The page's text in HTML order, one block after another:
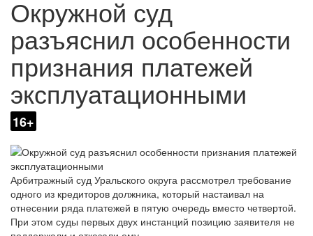
Окружной суд
разъяснил особенности
признания платежей
эксплуатационными
16+
Арбитражный суд Уральского округа рассмотрел требование
одного из кредиторов должника, который настаивал на
отнесении ряда платежей в пятую очередь вместо четвертой.
При этом суды первых двух инстанций позицию заявителя не